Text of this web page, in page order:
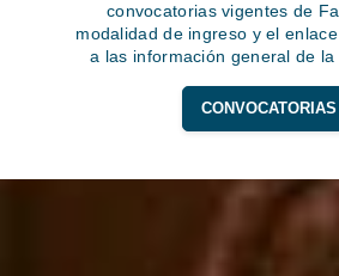
convocatorias vigentes de
modalidad de ingreso y el
a las información general de la
CONVOCATORIAS